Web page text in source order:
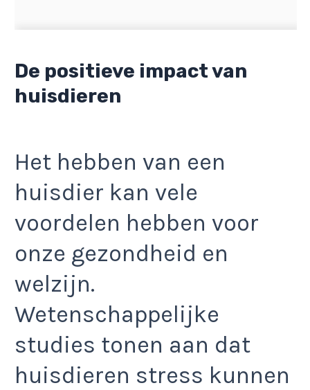
De positieve impact van
huisdieren
Het hebben van een
huisdier kan vele
voordelen hebben voor
onze gezondheid en
welzijn.
Wetenschappelijke
studies tonen aan dat
huisdieren stress kunnen